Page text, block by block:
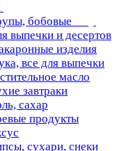
бобовые
выпечки и десертов
изделия
все для выпечки
масло
завтраки
сахар
продукты
сухари, снеки